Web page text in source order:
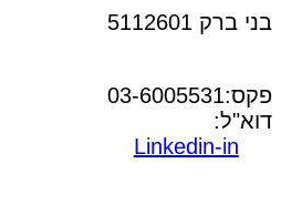
בני ברק 5112601
פקס:03-6005531
דוא"ל:
Linkedin-in